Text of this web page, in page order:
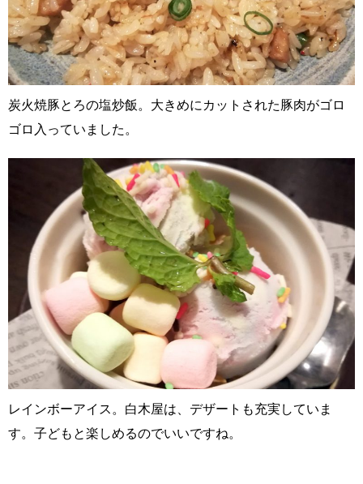
炭火焼豚とろの塩炒飯。大きめにカットされた豚肉がゴロ
ゴロ入っていました。
レインボーアイス。白木屋は、デザートも充実していま
す。子どもと楽しめるのでいいですね。